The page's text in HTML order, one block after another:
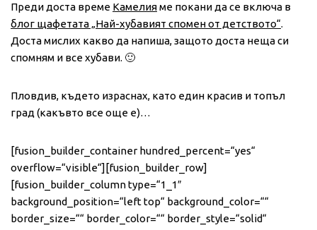
Преди доста време Камелияме покани да се включа в
блог щафетата „Най-хубавият спомен от детството“.
Доста мислих какво да напиша, защото доста неща си
спомням и все хубави. 🙂
Пловдив, където израснах, като един красив и топъл
град (какъвто все още е)…
[fusion_builder_container hundred_percent=“yes“
overflow=“visible“][fusion_builder_row]
[fusion_builder_column type=“1_1″
background_position=“left top“ background_color=““
border_size=““ border_color=““ border_style=“solid“